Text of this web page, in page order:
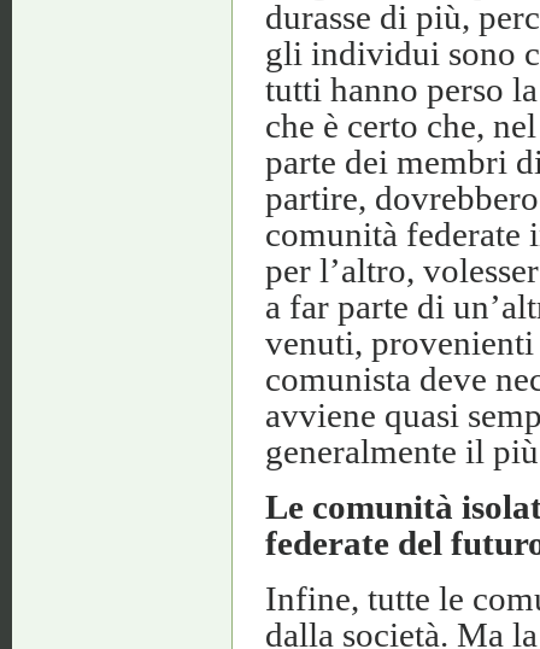
durasse di più,
gli individui sono
tutti hanno perso
che è certo che,
parte dei membri
partire,
comunità federate
per l’altro,
a far parte di
venuti,
comunista deve
avviene quasi
generalmente il
Le comunità
federate del
Infine, tutte le
dalla società. Ma